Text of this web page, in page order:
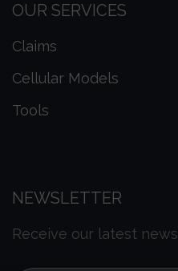
OUR SERVICES
Claims
Cellular Models
Tools
NEWSLETTER
Receive our latest news